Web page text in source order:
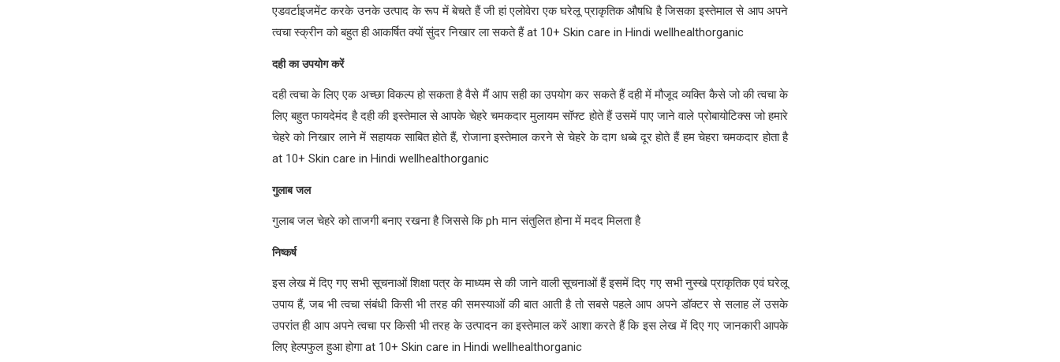
एडवर्टाइजमेंट करके उनके उत्पाद के रूप में बेचते हैं जी हां एलोवेरा एक घरेलू प्राकृतिक औषधि है जिसका इस्तेमाल से आप अपने
त्वचा स्क्रीन को बहुत ही आकर्षित क्यों सुंदर निखार ला सकते हैं at 10+ Skin care in Hindi wellhealthorganic
दही का उपयोग करें
दही त्वचा के लिए एक अच्छा विकल्प हो सकता है वैसे मैं आप सही का उपयोग कर सकते हैं दही में मौजूद व्यक्ति कैसे जो की त्वचा के
लिए बहुत फायदेमंद है दही की इस्तेमाल से आपके चेहरे चमकदार मुलायम सॉफ्ट होते हैं उसमें पाए जाने वाले प्रोबायोटिक्स जो हमारे
चेहरे को निखार लाने में सहायक साबित होते हैं, रोजाना इस्तेमाल करने से चेहरे के दाग धब्बे दूर होते हैं हम चेहरा चमकदार होता है
at 10+ Skin care in Hindi wellhealthorganic
गुलाब जल
गुलाब जल चेहरे को ताजगी बनाए रखना है जिससे कि ph मान संतुलित होना में मदद मिलता है
निष्कर्ष
इस लेख में दिए गए सभी सूचनाओं शिक्षा पत्र के माध्यम से की जाने वाली सूचनाओं हैं इसमें दिए गए सभी नुस्खे प्राकृतिक एवं घरेलू
उपाय हैं, जब भी त्वचा संबंधी किसी भी तरह की समस्याओं की बात आती है तो सबसे पहले आप अपने डॉक्टर से सलाह लें उसके
उपरांत ही आप अपने त्वचा पर किसी भी तरह के उत्पादन का इस्तेमाल करें आशा करते हैं कि इस लेख में दिए गए जानकारी आपके
लिए हेल्पफुल हुआ होगा at 10+ Skin care in Hindi wellhealthorganic